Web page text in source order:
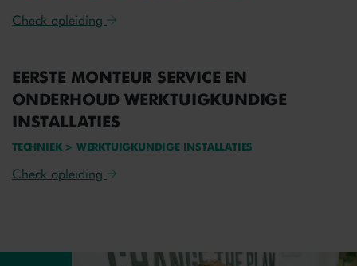
Check opleiding
EERSTE MONTEUR SERVICE EN
ONDERHOUD WERKTUIGKUNDIGE
INSTALLATIES
TECHNIEK > WERKTUIGKUNDIGE INSTALLATIES
Check opleiding